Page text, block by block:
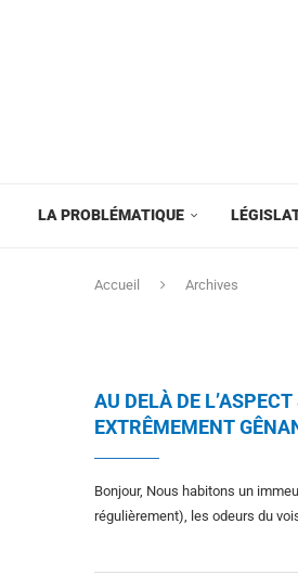
LA PROBLÉMATIQUE
Accueil Archives
AU DELÀ DE
EXTRÊMEMENT
Bonjour, Nous habitons un
régulièrement), les odeurs du